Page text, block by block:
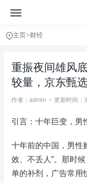
主页>财经
重振夜间雄风
较量，京东甄
作者：admin • 更新时间：
引言：十年巨变，男
十年前的中国，男性
效、不丢人”。那时
单的补剂，广告常用